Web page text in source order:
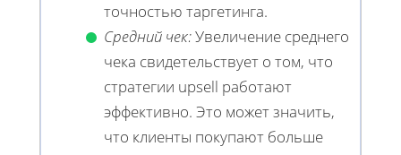
точностью таргетинга.
Средний чек:Увеличение среднего
чека свидетельствует о том, что
стратегии upsell работают
эффективно. Это может значить,
что клиенты покупают больше